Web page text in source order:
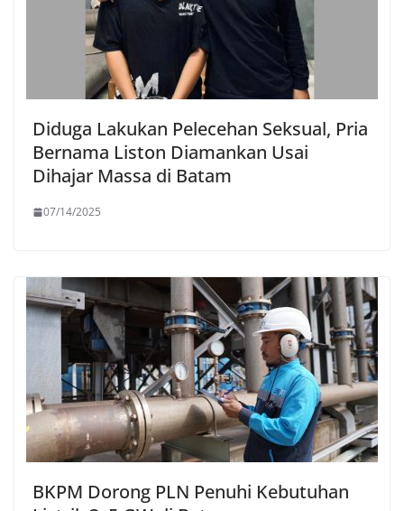
Diduga Lakukan Pelecehan Seksual, Pria
Bernama Liston Diamankan Usai
Dihajar Massa di Batam
07/14/2025
BKPM Dorong PLN Penuhi Kebutuhan